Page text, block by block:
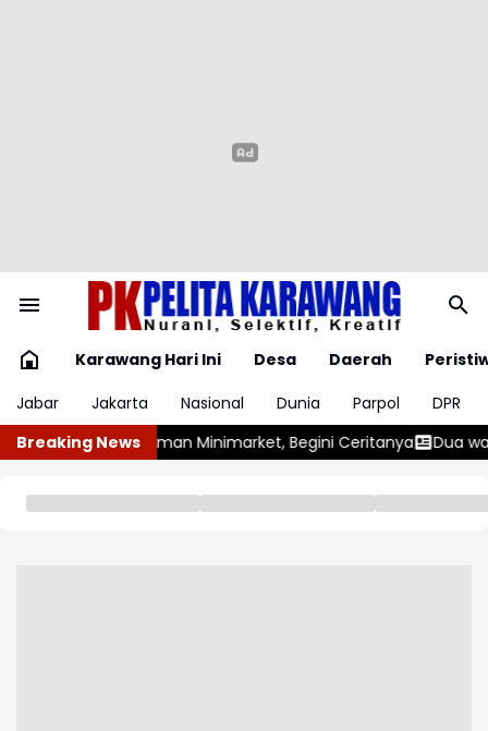
Karawang Hari Ini Desa Daerah
Jabar
Jakarta Nasional Dunia Parpol
DPR
Breaking News
Begini Ceritanya Dua warga asal Jarakah Lemahduhur